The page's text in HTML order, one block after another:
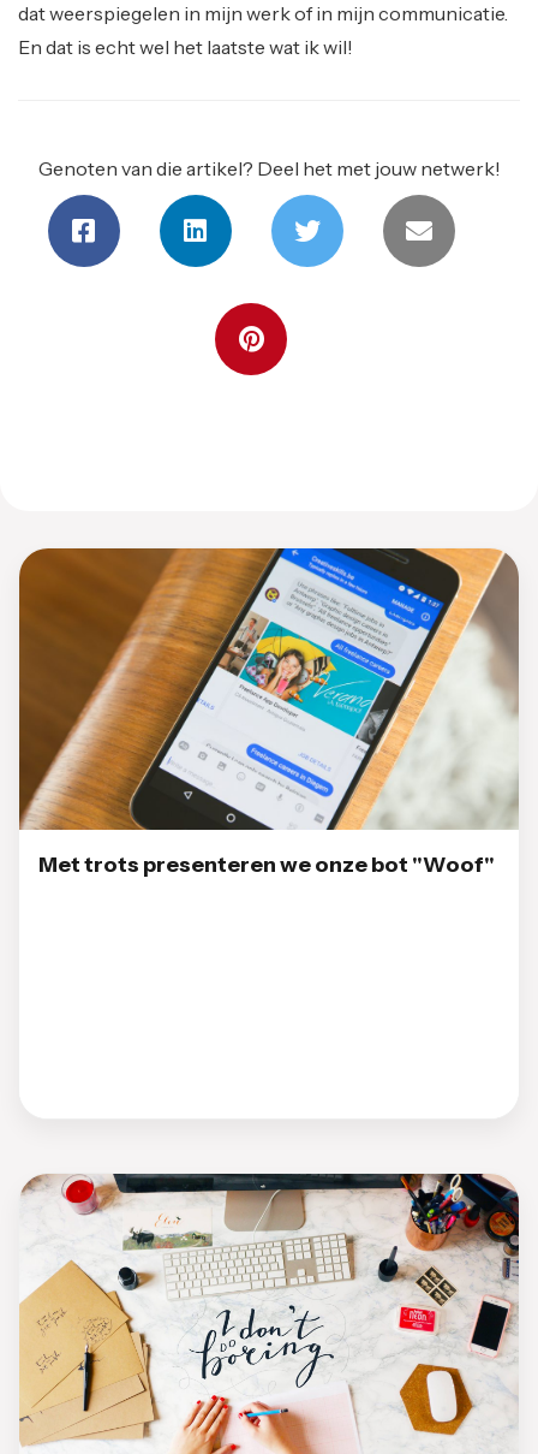
dat weerspiegelen in mijn werk of in mijn communicatie.
En dat is echt wel het laatste wat ik wil!
Genoten van die artikel? Deel het met jouw netwerk!
Met trots presenteren we onze bot "Woof"